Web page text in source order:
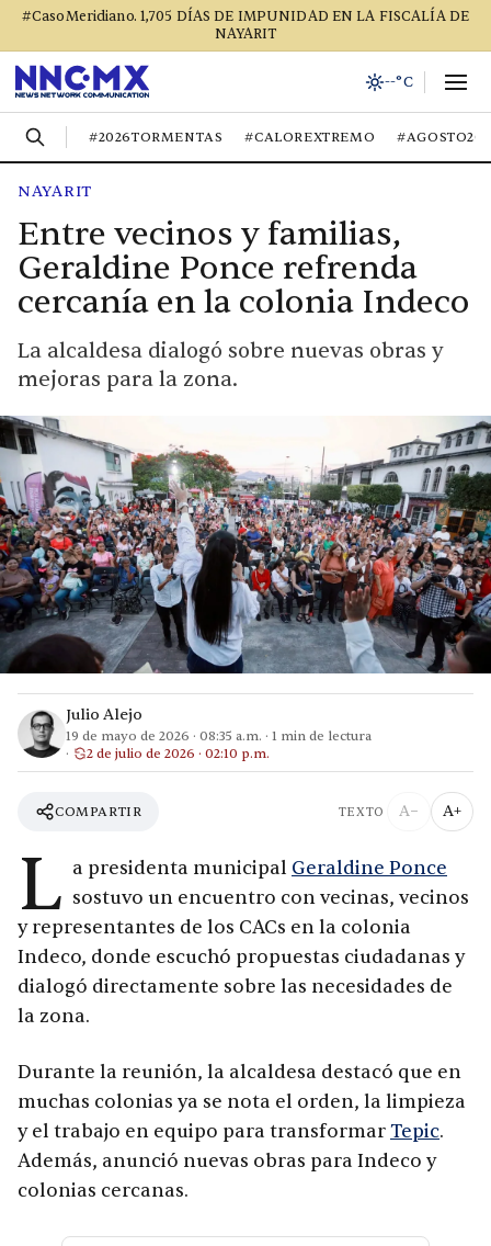
#CasoMeridiano. 1,705 DÍAS DE IMPUNIDAD EN LA FISCALÍA DE
NAYARIT
--°C
#2026TORMENTAS #CALOREXTREMO
NAYARIT
Entre vecinos y familias,
Geraldine Ponce refrenda
cercanía en la colonia Indeco
La alcaldesa dialogó sobre nuevas obras y
mejoras para la zona.
Julio Alejo
19 de mayo de 2026 · 08:35 a.m. · 1 min de lectura
2 de julio de 2026 · 02:10 p.m.
COMPARTIR TEXTO A− A+
L a presidenta municipal Geraldine Ponce
sostuvo un encuentro con vecinas, vecinos
y representantes de los CACs en la colonia
Indeco, donde escuchó propuestas ciudadanas y
dialogó directamente sobre las necesidades de
la zona.
Durante la reunión, la alcaldesa destacó que en
muchas colonias ya se nota el orden, la limpieza
y el trabajo en equipo para transformarTepic.
Además, anunció nuevas obras para Indeco y
colonias cercanas.